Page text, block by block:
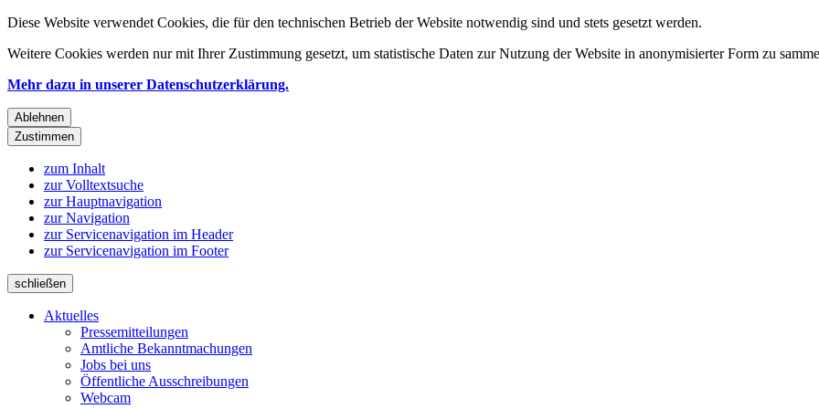
Diese Website verwendet Cookies, die für den technischen Betrieb der Website notwendig sind und stets gesetzt werden.
Weitere Cookies werden nur mit Ihrer Zustimmung gesetzt, um statistische Daten zur Nutzung der Website in anonymisierter Form zu
Mehr dazu in unserer Datenschutzerklärung.
Ablehnen
Zustimmen
zum Inhalt
zur Volltextsuche
zur Hauptnavigation
zur Navigation
zur Servicenavigation im Header
zur Servicenavigation im Footer
schließen
Aktuelles
Pressemitteilungen
Amtliche Bekanntmachungen
Jobs bei uns
Öffentliche Ausschreibungen
Webcam